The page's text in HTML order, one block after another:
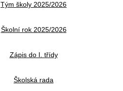
Tým školy 2025/2026
Školní rok 2025/2026
Zápis do I. třídy
Školská rada